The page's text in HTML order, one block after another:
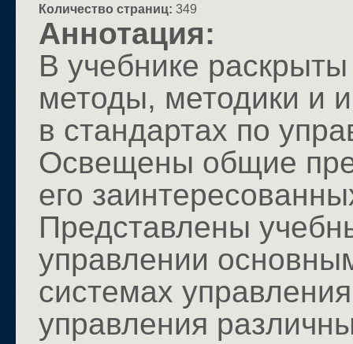
Количество страниц: 349
Аннотация:
В учебнике
методы, методики и
в стандартах по
Освещены общие
его
Представлены
управлении
системах
управления